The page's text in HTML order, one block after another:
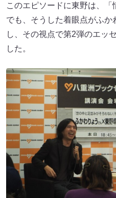
このエピソードに東野は、「
でも、そうした着眼点がふ
し、その視点で第2弾のエッ
した。